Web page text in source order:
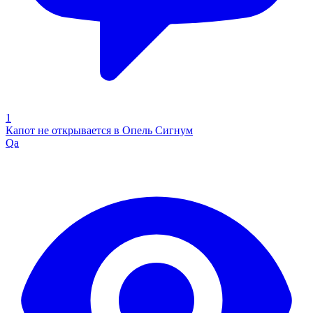
1
Капот не открывается в Опель Сигнум
Qa